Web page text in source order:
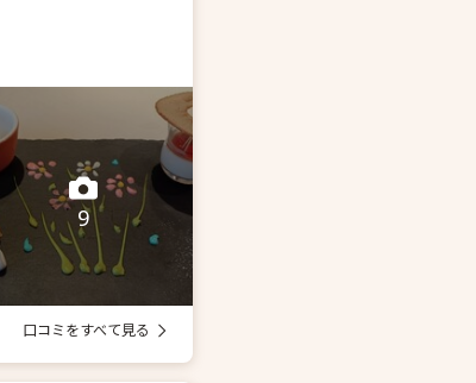
9
口コミをすべて見る